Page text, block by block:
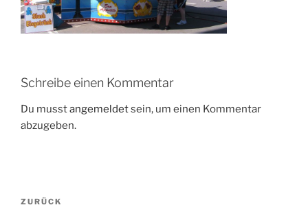
Schreibe einen Kommentar
Du musstangemeldetsein, um einen Kommentar
abzugeben.
ZURÜCK